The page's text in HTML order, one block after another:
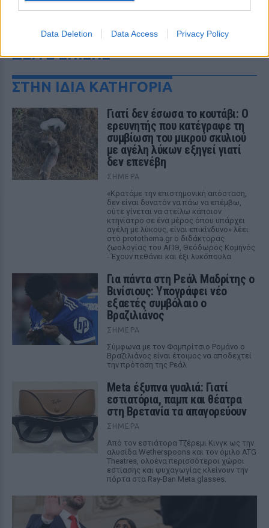
Data Deletion Data Access Privacy Policy
ΔΕΙΤΕ ΕΠΙΣΗΣ
ΣΤΗΝ ΙΔΙΑ ΚΑΤΗΓΟΡΙΑ
Γιατί δεν έσωσα το κουτάβι: Ο
ερευνητής που κατέγραφε τη
συμβίωση του μικρού σκυλιού
με αγέλη λύκων εξηγεί γιατί
δεν επενέβη
ΣΉΜΕΡΑ
«Κρατάμε την επιστημονική απόσταση,
δεν είναι δυνατόν να πάω να επέμβω,
ούτε γίνεται να στείλω κάποιον
κτηνίατρο σε ένα μέρος όπου υπάρχει
αγέλη με λύκους, είναι επικίνδυνο» λέει
στο protothema.gr ο διδάκτορας
ζωολογίας του ΑΠΘ, Θεόδωρος Κομηνός
- Έχουν πεθάνει και έξι λυκόπουλα
Για πάντα στη Ρεάλ Μαδρίτης ο
Βινίσιους: Υπογράφει νέο
εξαετές συμβόλαιο ο
Βραζιλιάνος
ΣΉΜΕΡΑ
Σύμφωνα με τον Φαμπρίτσιο Ρομάνο ο
Βραζιλιάνος είναι έτοιμος να αποδεχτεί
την πρόταση της Ρεάλ
Meta έξυπνα γυαλιά: Γιατί
εστιατόρια, παμπ και θέατρα
στη Βρετανία τα απαγορεύουν
ΣΉΜΕΡΑ
Από τον εστιάτορα Τζέρεμι Κινγκ ως την
αλυσίδα Wetherspoons και τον όμιλο ATG
Theatres, ολοένα περισσότεροι χώροι
εστίασης και ψυχαγωγίας κλείνουν την
πόρτα στα Ray-Ban Meta glasses.